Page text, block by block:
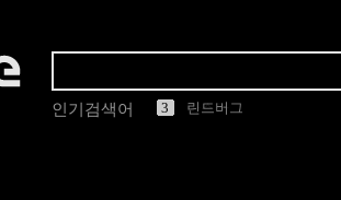
인기검색어 1
2
3 린드버그
4 올리버피플스
5